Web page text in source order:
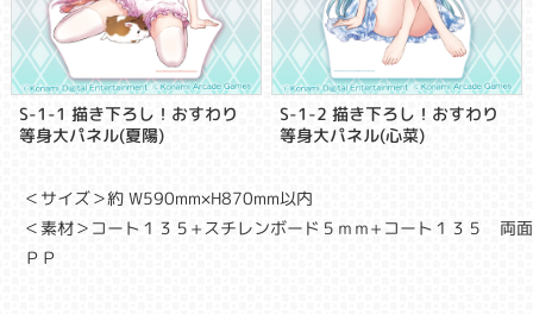
S-1-1 描き下ろし！おすわり
等身大パネル(夏陽)
S-1-2 描き下ろし！おすわり
等身大パネル(心菜)
＜サイズ＞約 W590mm×H870mm以内
＜素材＞コート１３５+スチレンボード５ｍｍ+コート１３５ 両面
ＰＰ